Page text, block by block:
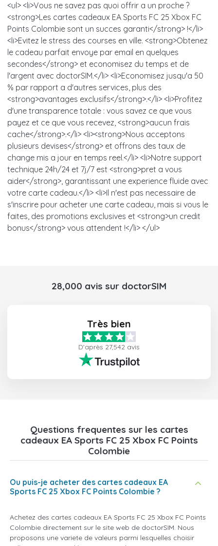
<ul> <li>Vous ne savez pas quoi offrir a un proche ?
<strong>Les cartes cadeaux EA Sports FC 25 Xbox FC
Points Colombie sont un succes garanti</strong> !</li>
<li>Evitez le stress des courses en ville. <strong>Obtenez
le cadeau parfait envoye par email en quelques
secondes</strong> et economisez du temps et de
l'argent avec doctorSIM.</li> <li>Economisez jusqu'a 50
% par rapport a d'autres services, plus des
<strong>avantages exclusifs</strong>.</li> <li>Profitez
d'une transparence totale : vous savez ce que vous
payez et ce que vous recevez, <strong>aucun frais
cache</strong>.</li> <li><strong>Nous acceptons
plusieurs devises</strong> et offrons des taux de
change mis a jour en temps reel.</li> <li>Notre support
technique 24h/24 et 7j/7 est <strong>pret a vous
aider</strong>, garantissant une experience fluide avec
votre carte cadeau.</li> <li>Il n'est pas necessaire de
s'inscrire pour acheter une carte cadeau, mais si vous le
faites, des promotions exclusives et <strong>un credit
bonus</strong> vous attendent !</li> </ul>
28,000 avis sur doctorSIM
Très bien
D'après 27,542 avis
Questions frequentes sur les cartes
cadeaux EA Sports FC 25 Xbox FC Points
Colombie
Ou puis-je acheter des cartes cadeaux EA
Sports FC 25 Xbox FC Points Colombie ?
Achetez des cartes cadeaux EA Sports FC 25 Xbox FC Points
Colombie directement sur le site web de doctorSIM. Nous
proposons une variete de valeurs parmi lesquelles choisir